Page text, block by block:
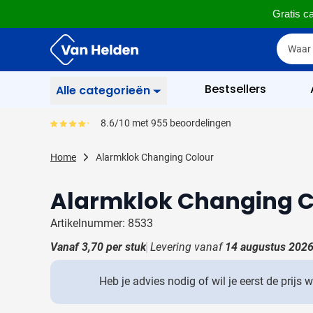
Gratis
Ga naar de inhoud Zoek
Zoek
Alle categorieën
Schrijfwaren
Toon submenu voor
Toon submenu voor
Weggevertjes
Toon submenu voor
Tassen
Toon submenu voor
Gereedschap & Veiligheid
Toon submenu voor
Bestsellers
Gemiddeld reviewpercentage is 86
8.6/10 met 955 beoordelingen
Home Alarmklok Changing Colour
Alarmklok Changing
Artikelnummer: 8533
Vanaf3,70 per stuk Levering vanaf 14 augustus 2026
Heb je advies nodig of wil je eerst de prijs